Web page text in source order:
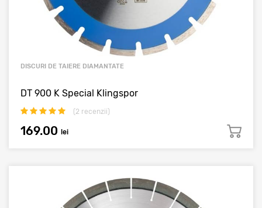
DISCURI DE TAIERE DIAMANTATE
DT 900 K Special Klingspor
(2 recenzii)
169.00 lei